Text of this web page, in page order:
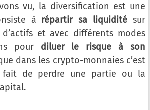
vu, la diversification est une
à répartir sa liquidité sur
et avec différents modes
pour diluer le risque à son
dans les crypto-monnaies c’est
fait de perdre une partie ou la